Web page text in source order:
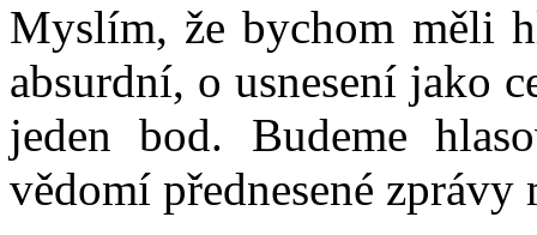
Myslím, že bychom měli
absurdní, o usnesení jako
jeden bod. Budeme
vědomí přednesené